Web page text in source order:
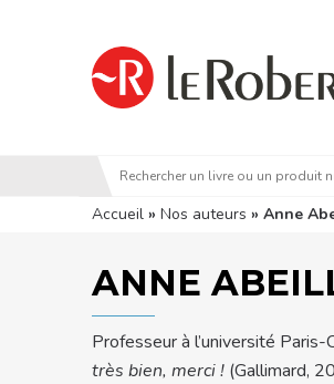
Vous êtes ici
Accueil » Nos auteurs » Anne
ANNE
Professeur à l’université
très bien, merci ! (Gallimard,